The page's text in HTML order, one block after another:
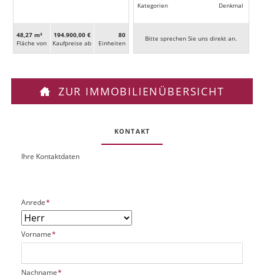
48,27 m²
Fläche von
194.900,00 €
Kaufpreise ab
80
Ein­heiten
Kategorien
Denkmal
Bitte sprechen Sie uns direkt an.
ZUR IMMOBILIENÜBERSICHT
KONTAKT
O
k
P
t
UIhre Kontaktdaten
P
f
l
i
c
t
Anrede*
P
f
i
Vorname*
P
Nachname*